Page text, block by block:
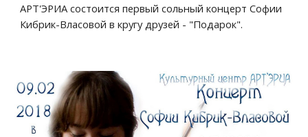
АРТ'ЭРИА состоится первый сольный концерт Софии
Кибрик-Власовой в кругу друзей - "Подарок".